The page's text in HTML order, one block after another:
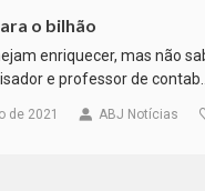
o bilhão
enriquecer, mas não
e professor de
de 2021 ABJ Notícias